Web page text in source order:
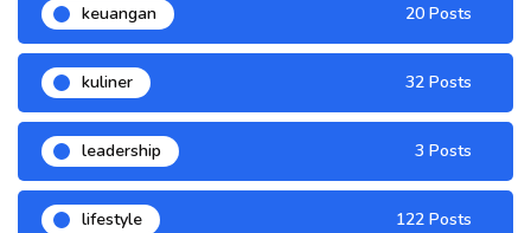
keuangan 20 Posts
kuliner 32 Posts
leadership 3 Posts
lifestyle 122 Posts